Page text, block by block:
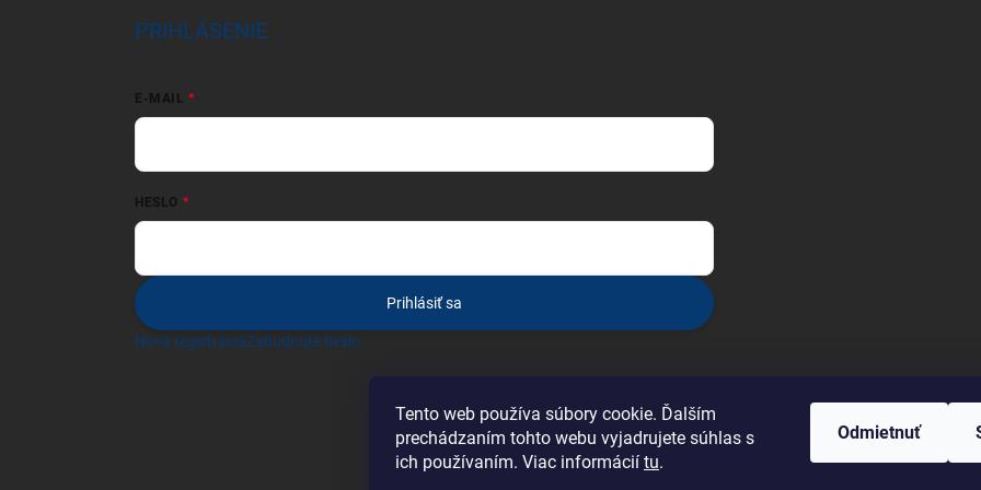
Tento web používa súbory cookie. Ďalším
prechádzaním tohto webu vyjadrujete súhlas s
ich používaním. Viac informácií tu.
Odmietnuť
PRIHLÁSENIE
E-MAIL
HESLO
Prihlásiť sa
Nová registráciaZabudnuté heslo